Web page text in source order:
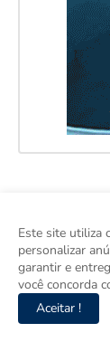
Este site utiliza
personalizar
garantir e
você concorda
Aceitar !